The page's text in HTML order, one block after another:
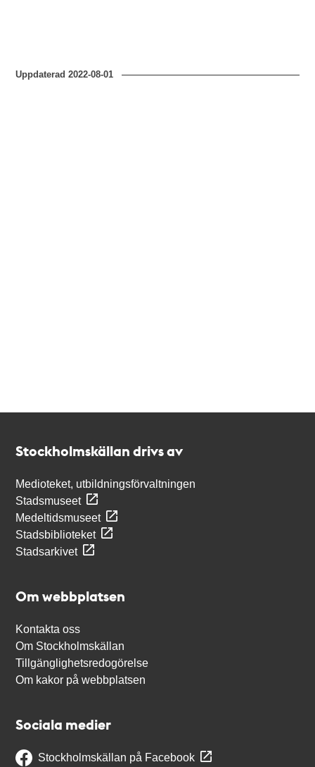
Uppdaterad2022-08-01
Stockholmskällan drivs av
Medioteket, utbildningsförvaltningen
Stadsmuseet
Medeltidsmuseet
Stadsbiblioteket
Stadsarkivet
Om webbplatsen
Kontakta oss
Om Stockholmskällan
Tillgänglighetsredogörelse
Om kakor på webbplatsen
Sociala medier
Stockholmskällan på Facebook